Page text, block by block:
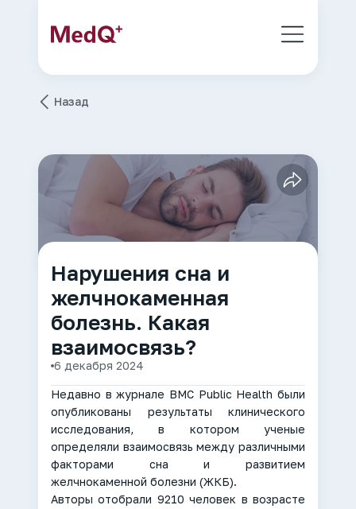
Назад
Нарушения сна и
желчнокаменная
болезнь. Какая
взаимосвязь?
6 декабря 2024
Недавно в журнале BMC Public Health были
опубликованы результаты клинического
исследования, в котором ученые
определяли взаимосвязь между различными
факторами сна и развитием
желчнокаменной болезни (ЖКБ).
Авторы отобрали 9210 человек в возрасте